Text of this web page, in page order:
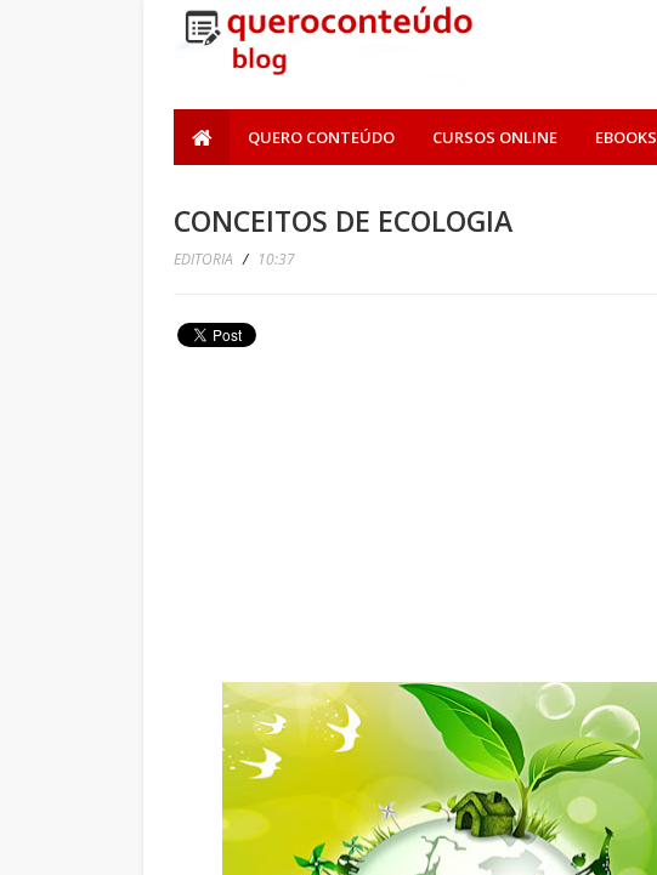
QUERO CONTEÚDO CURSOS ONLINE EBOOKS
CONCEITOS DE ECOLOGIA
EDITORIA / 10:37